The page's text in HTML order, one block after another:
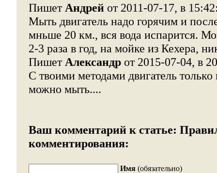
Пишет Андрей от 2011-07-17, в
Мыть двигатель надо горячим и
мньше 20 км., вся вода испарится.
2-3 раза в год, на мойке из Кехера,
Пишет Александр от 2015-07-04, в
С твоими методами двигатель только
можно мыть....
Ваш комментарий к статье:
комментирования:
Имя (обязательно)